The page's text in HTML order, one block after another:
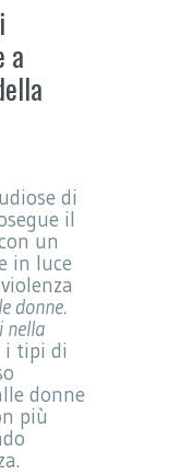
a
di
il
un
in luce
donne.
nella
i tipi di
donne
più